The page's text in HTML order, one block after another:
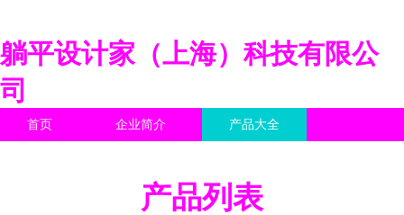
躺平设计家（上海）科技有限公
司
首页 企业简介 产品大全
产品列表